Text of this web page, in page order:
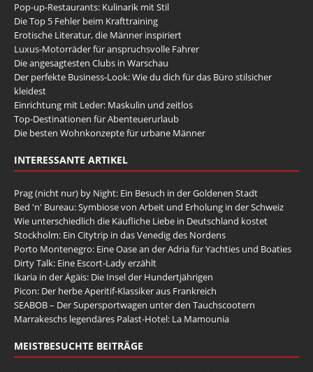
Pop-up-Restaurants: Kulinarik mit Stil
Die Top 5 Fehler beim Krafttraining
Erotische Literatur, die Männer inspiriert
Luxus-Motorräder für anspruchsvolle Fahrer
Die angesagtesten Clubs in Warschau
Der perfekte Business-Look: Wie du dich für das Büro stilsicher
kleidest
Einrichtung mit Leder: Maskulin und zeitlos
Top-Destinationen für Abenteuerurlaub
Die besten Wohnkonzepte für urbane Männer
INTERESSANTE ARTIKEL
Prag (nicht nur) by Night: Ein Besuch in der Goldenen Stadt
Bed 'n' Bureau: Symbiose von Arbeit und Erholung in der Schweiz
Wie unterschiedlich die Käufliche Liebe in Deutschland kostet
Stockholm: Ein Citytrip in das Venedig des Nordens
Porto Montenegro: Eine Oase an der Adria für Yachties und Boaties
Dirty Talk: Eine Escort-Lady erzählt
Ikaria in der Ägäis: Die Insel der Hundertjährigen
Picon: Der herbe Aperitif-Klassiker aus Frankreich
SEABOB – Der Supersportwagen unter den Tauchscootern
Marrakeschs legendäres Palast-Hotel: La Mamounia
MEISTBESUCHTE BEITRÄGE